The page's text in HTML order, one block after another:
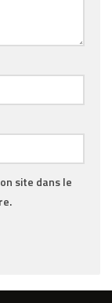
site dans le